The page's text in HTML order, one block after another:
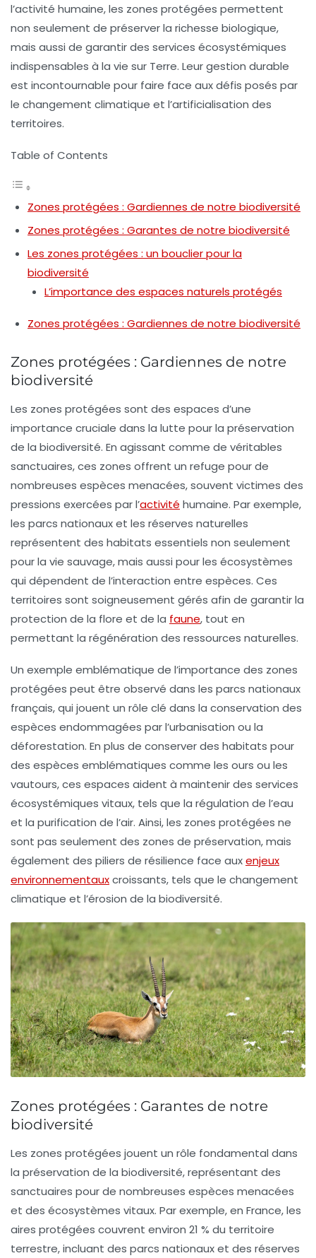
l’activité humaine, les zones protégées permettent
non seulement de préserver la richesse biologique,
mais aussi de garantir des services écosystémiques
indispensables à la vie sur Terre. Leur gestion durable
est incontournable pour faire face aux défis posés par
le changement climatique et l’artificialisation des
territoires.
Table of Contents
Zones protégées : Gardiennes de notre biodiversité
Zones protégées : Garantes de notre biodiversité
Les zones protégées : un bouclier pour la
biodiversité
L’importance des espaces naturels protégés
Zones protégées : Gardiennes de notre biodiversité
Zones protégées : Gardiennes de notre
biodiversité
Les zones protégées sont des espaces d’une
importance cruciale dans la lutte pour la préservation
de la biodiversité. En agissant comme de véritables
sanctuaires, ces zones offrent un refuge pour de
nombreuses espèces menacées, souvent victimes des
pressions exercées par l’activité humaine. Par exemple,
les parcs nationauxet les réserves naturelles
représentent des habitats essentiels non seulement
pour la vie sauvage, mais aussi pour les écosystèmes
qui dépendent de l’interaction entre espèces. Ces
territoires sont soigneusement gérés afin de garantir la
protection de la flore et de la faune, tout en
permettant la régénération des ressources naturelles.
Un exemple emblématique de l’importance des zones
protégées peut être observé dans les parcs nationaux
français, qui jouent un rôle clé dans la conservation des
espèces endommagées par l’urbanisation ou la
déforestation. En plus de conserver des habitats pour
des espèces emblématiques comme les ours ou les
vautours, ces espaces aident à maintenir des services
écosystémiques vitaux, tels que la régulation de l’eau
et la purification de l’air. Ainsi, les zones protégées ne
sont pas seulement des zones de préservation, mais
également des piliers de résilience face auxenjeux
environnementauxcroissants, tels que le changement
climatique et l’érosion de la biodiversité.
Zones protégées : Garantes de notre
biodiversité
Les zones protégées jouent un rôle fondamental dans
la préservation de la biodiversité, représentant des
sanctuaires pour de nombreuses espèces menacées
et des écosystèmes vitaux. Par exemple, en France, les
aires protégées couvrent environ 21 % du territoire
terrestre, incluant des parcs nationauxet des réserves